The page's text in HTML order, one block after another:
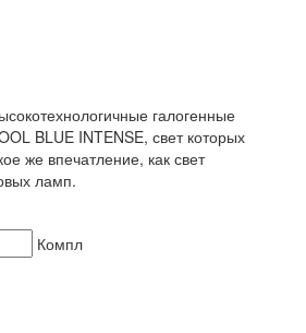
галогенные
BLUE INTENSE, свет которых
же впечатление, как свет
ламп.
Компл